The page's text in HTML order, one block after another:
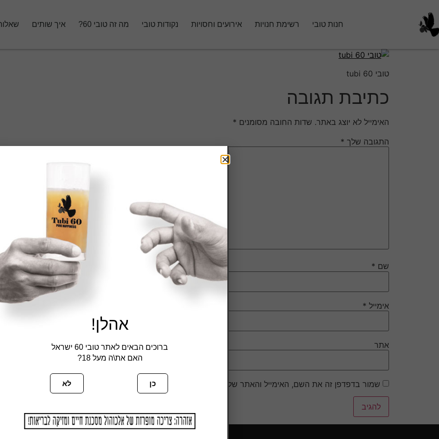
חנות טובי רשימת חנויות אירועים וחסויות נקודות טובי מה זה טובי 60? איך שותים
טובי 60 tubi
כתיבת תגובה
האימייל לא יוצג באתר. שדות החובה מסומנים *
התגובה שלך *
שם *
אימייל *
אתר
שמור בדפדפן זה את השם, האימייל והאתר שלי לפעם הבאה שאגיב.
אהלן!
ברוכים הבאים לאתר טובי 60 ישראל
האם את\ה מעל 18?
כן לא